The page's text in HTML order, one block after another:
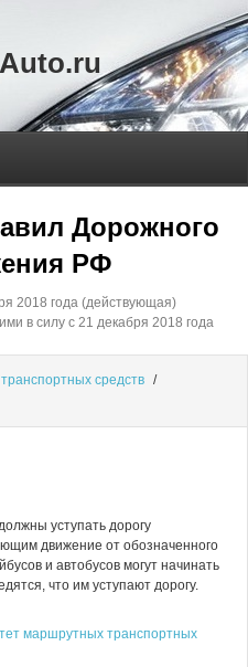
Дорожного
РФ
2018 года (действующая)
в силу с 21 декабря 2018 года
средств /
уступать дорогу
движение от обозначенного
и автобусов могут начинать
что им уступают дорогу.
маршрутных транспортных